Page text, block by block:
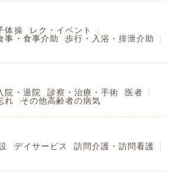
体操
レク・イベント
事・食事介助
歩行・入浴・排泄介助
院・退院 診察・治療・手術
医者
れ その他高齢者の病気
デイサービス
訪問介護・訪問看護